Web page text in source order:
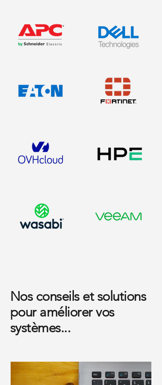
Nos conseils et solutions
pour améliorer vos
systèmes...